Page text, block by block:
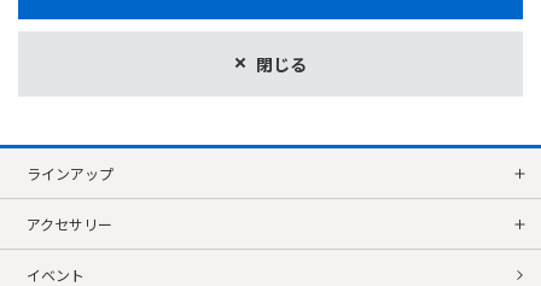
閉じる
ラインアップ
アクセサリー
イベント